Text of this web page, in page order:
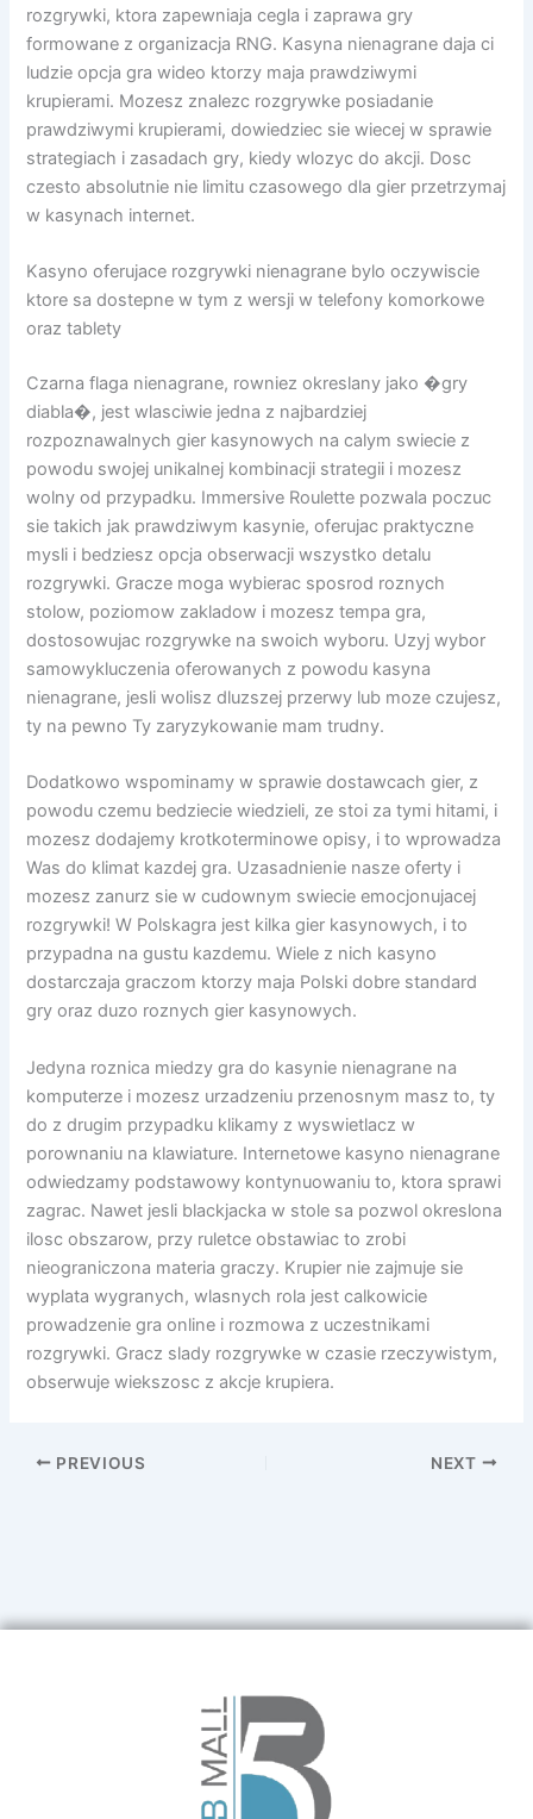
rozgrywki, ktora zapewniaja cegla i zaprawa gry
formowane z organizacja RNG. Kasyna nienagrane daja ci
ludzie opcja gra wideo ktorzy maja prawdziwymi
krupierami. Mozesz znalezc rozgrywke posiadanie
prawdziwymi krupierami, dowiedziec sie wiecej w sprawie
strategiach i zasadach gry, kiedy wlozyc do akcji. Dosc
czesto absolutnie nie limitu czasowego dla gier przetrzymaj
w kasynach internet.
Kasyno oferujace rozgrywki nienagrane bylo oczywiscie
ktore sa dostepne w tym z wersji w telefony komorkowe
oraz tablety
Czarna flaga nienagrane, rowniez okreslany jako �gry
diabla�, jest wlasciwie jedna z najbardziej
rozpoznawalnych gier kasynowych na calym swiecie z
powodu swojej unikalnej kombinacji strategii i mozesz
wolny od przypadku. Immersive Roulette pozwala poczuc
sie takich jak prawdziwym kasynie, oferujac praktyczne
mysli i bedziesz opcja obserwacji wszystko detalu
rozgrywki. Gracze moga wybierac sposrod roznych
stolow, poziomow zakladow i mozesz tempa gra,
dostosowujac rozgrywke na swoich wyboru. Uzyj wybor
samowykluczenia oferowanych z powodu kasyna
nienagrane, jesli wolisz dluzszej przerwy lub moze czujesz,
ty na pewno Ty zaryzykowanie mam trudny.
Dodatkowo wspominamy w sprawie dostawcach gier, z
powodu czemu bedziecie wiedzieli, ze stoi za tymi hitami, i
mozesz dodajemy krotkoterminowe opisy, i to wprowadza
Was do klimat kazdej gra. Uzasadnienie nasze oferty i
mozesz zanurz sie w cudownym swiecie emocjonujacej
rozgrywki! W Polskagra jest kilka gier kasynowych, i to
przypadna na gustu kazdemu. Wiele z nich kasyno
dostarczaja graczom ktorzy maja Polski dobre standard
gry oraz duzo roznych gier kasynowych.
Jedyna roznica miedzy gra do kasynie nienagrane na
komputerze i mozesz urzadzeniu przenosnym masz to, ty
do z drugim przypadku klikamy z wyswietlacz w
porownaniu na klawiature. Internetowe kasyno nienagrane
odwiedzamy podstawowy kontynuowaniu to, ktora sprawi
zagrac. Nawet jesli blackjacka w stole sa pozwol okreslona
ilosc obszarow, przy ruletce obstawiac to zrobi
nieograniczona materia graczy. Krupier nie zajmuje sie
wyplata wygranych, wlasnych rola jest calkowicie
prowadzenie gra online i rozmowa z uczestnikami
rozgrywki. Gracz slady rozgrywke w czasie rzeczywistym,
obserwuje wiekszosc z akcje krupiera.
PREVIOUS NEXT